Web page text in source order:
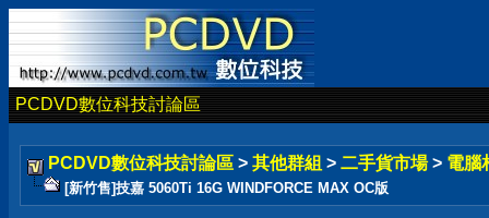
PCDVD數位科技討論區
PCDVD數位科技討論區 > 其他群組 > 二手貨市場 > 電腦
[新竹售]技嘉 5060Ti 16G WINDFORCE MAX OC版